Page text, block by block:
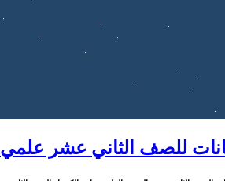
للصف الثاني عشر علمي